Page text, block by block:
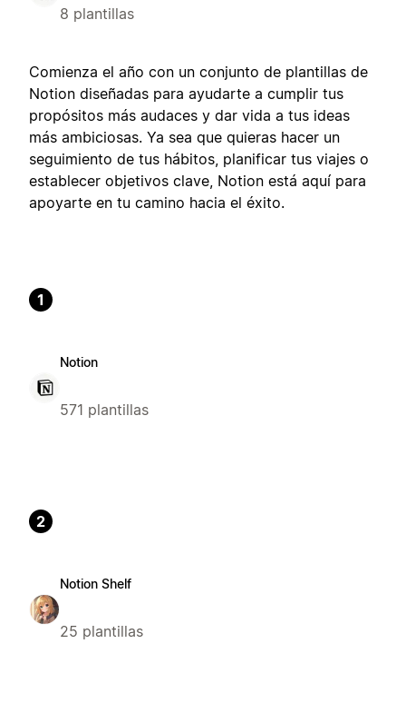
8 plantillas
Comienza el año con un conjunto de plantillas de
Notion diseñadas para ayudarte a cumplir tus
propósitos más audaces y dar vida a tus ideas
más ambiciosas. Ya sea que quieras hacer un
seguimiento de tus hábitos, planificar tus viajes o
establecer objetivos clave, Notion está aquí para
apoyarte en tu camino hacia el éxito.
1
Notion
571 plantillas
2
Notion Shelf
25 plantillas